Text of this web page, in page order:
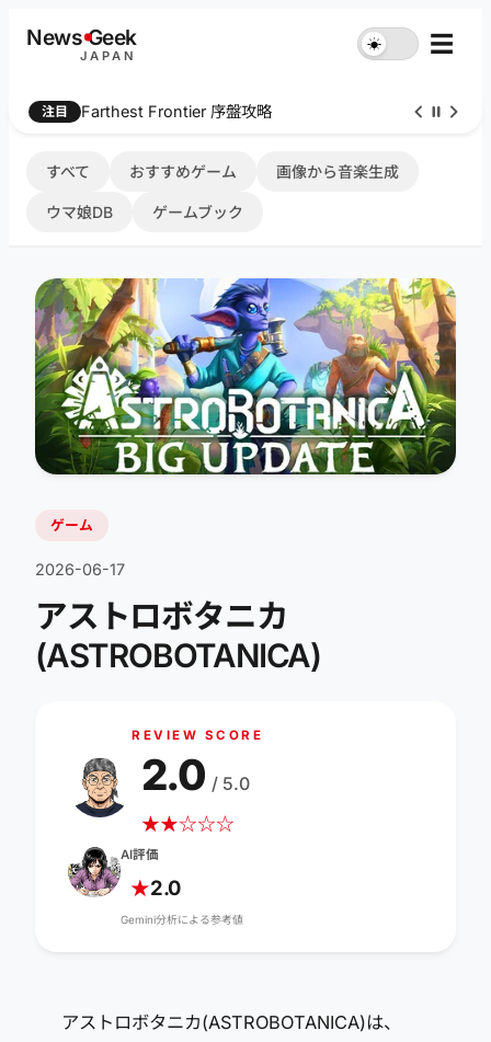
NewsGeek
JAPAN
☀︎ ☰
注目 Farthest Frontier 序盤攻略
すべて おすすめゲーム 画像から音楽生成
ウマ娘DB ゲームブック
ゲーム
2026-06-17
アストロボタニカ
(ASTROBOTANICA)
REVIEW SCORE
★★☆☆☆
2.0 / 5.0
AI評価
★2.0
Gemini分析による参考値
アストロボタニカ(ASTROBOTANICA)は、